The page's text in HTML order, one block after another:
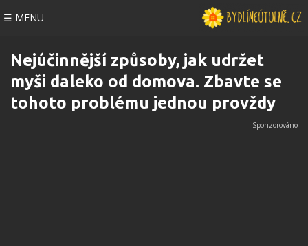
☰ MENU
Nejúčinnější způsoby, jak udržet
myši daleko od domova. Zbavte se
tohoto problému jednou provždy